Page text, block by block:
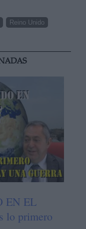
Reino Unido
EN EL
lo primero